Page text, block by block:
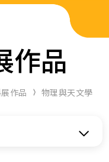
作品
作品 物理與天文學